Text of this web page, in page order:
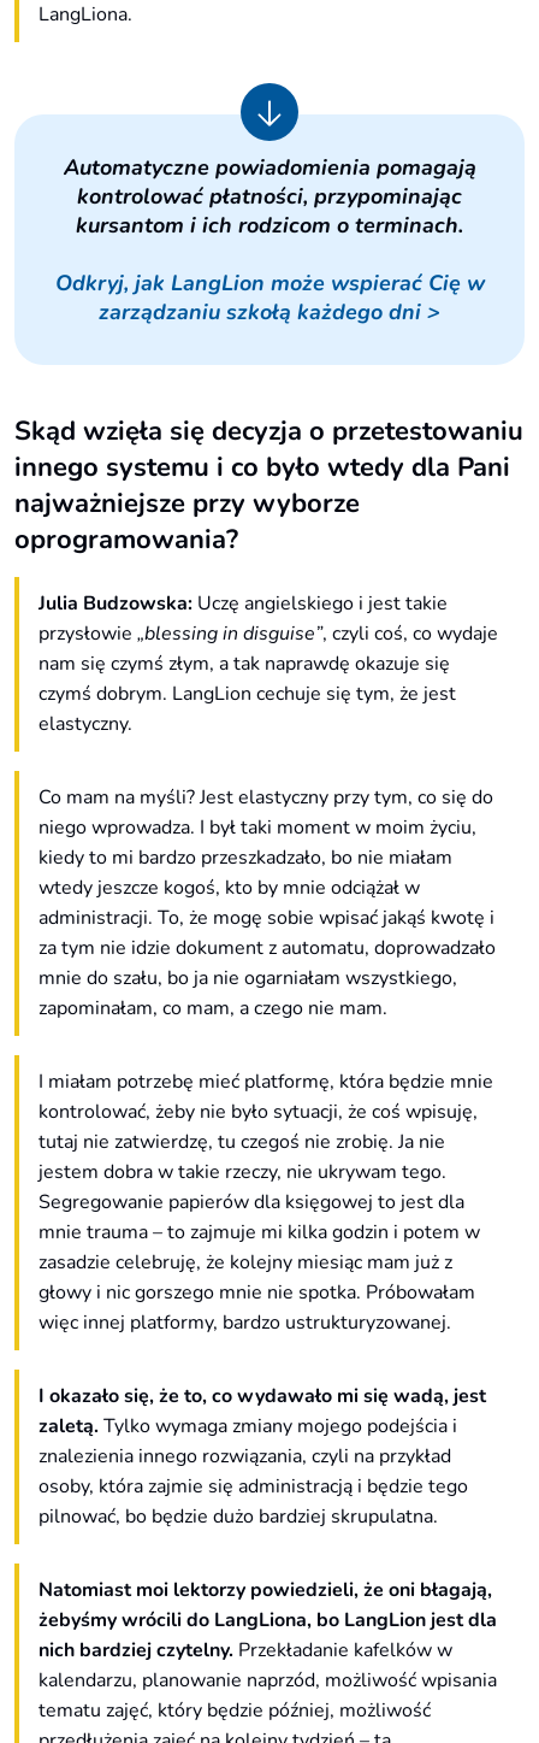
LangLiona.
Automatyczne powiadomienia pomagają
kontrolować płatności, przypominając
kursantom i ich rodzicom o terminach.
Odkryj, jak LangLion może wspierać Cię w
zarządzaniu szkołą każdego dni >
Skąd wzięła się decyzja o przetestowaniu
innego systemu i co było wtedy dla Pani
najważniejsze przy wyborze
oprogramowania?
Julia Budzowska: Uczę angielskiego i jest takie
przysłowie „blessing in disguise”, czyli coś, co wydaje
nam się czymś złym, a tak naprawdę okazuje się
czymś dobrym. LangLion cechuje się tym, że jest
elastyczny.
Co mam na myśli? Jest elastyczny przy tym, co się do
niego wprowadza. I był taki moment w moim życiu,
kiedy to mi bardzo przeszkadzało, bo nie miałam
wtedy jeszcze kogoś, kto by mnie odciążał w
administracji. To, że mogę sobie wpisać jakąś kwotę i
za tym nie idzie dokument z automatu, doprowadzało
mnie do szału, bo ja nie ogarniałam wszystkiego,
zapominałam, co mam, a czego nie mam.
I miałam potrzebę mieć platformę, która będzie mnie
kontrolować, żeby nie było sytuacji, że coś wpisuję,
tutaj nie zatwierdzę, tu czegoś nie zrobię. Ja nie
jestem dobra w takie rzeczy, nie ukrywam tego.
Segregowanie papierów dla księgowej to jest dla
mnie trauma – to zajmuje mi kilka godzin i potem w
zasadzie celebruję, że kolejny miesiąc mam już z
głowy i nic gorszego mnie nie spotka. Próbowałam
więc innej platformy, bardzo ustrukturyzowanej.
I okazało się, że to, co wydawało mi się wadą, jest
zaletą.Tylko wymaga zmiany mojego podejścia i
znalezienia innego rozwiązania, czyli na przykład
osoby, która zajmie się administracją i będzie tego
pilnować, bo będzie dużo bardziej skrupulatna.
Natomiast moi lektorzy powiedzieli, że oni błagają,
żebyśmy wrócili do LangLiona, bo LangLion jest dla
nich bardziej czytelny. Przekładanie kafelków w
kalendarzu, planowanie naprzód, możliwość wpisania
tematu zajęć, który będzie później, możliwość